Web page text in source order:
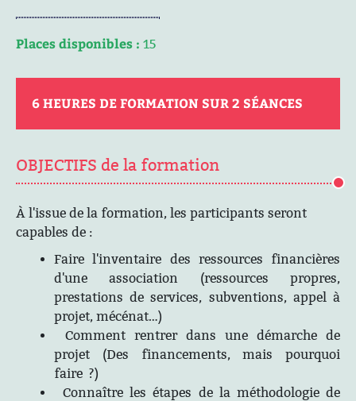
Places disponibles : 15
6 HEURES DE FORMATION SUR 2 SÉANCES
OBJECTIFS de la formation
À l'issue de la formation, les participants seront
capables de :
Faire l'inventaire des ressources financières
d'une association (ressources propres,
prestations de services, subventions, appel à
projet, mécénat…)
Comment rentrer dans une démarche de
projet (Des financements, mais pourquoi
faire ?)
Connaître les étapes de la méthodologie de